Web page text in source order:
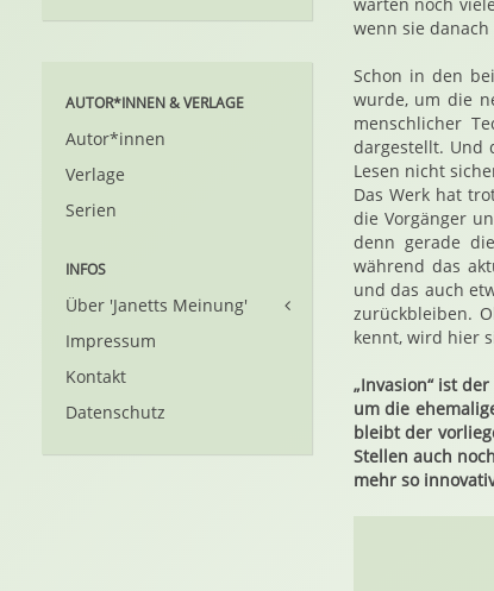
wenn sie
Schon in den
wurde, um die
menschlicher
dargestellt. Und
Lesen nicht
Das Werk hat
die Vorgänger
denn gerade
während das
und das auch
zurückbleiben.
kennt, wird hier
„Invasion“ ist
um die
bleibt der
Stellen auch
mehr so
AUTOR*INNEN & VERLAGE
Autor*innen
Verlage
Serien
INFOS
Über 'Janetts Meinung'
Impressum
Kontakt
Datenschutz